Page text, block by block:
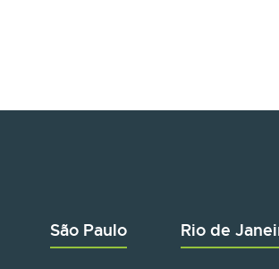
São Paulo Rio de